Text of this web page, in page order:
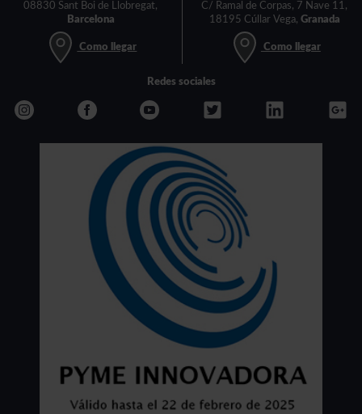
08830 Sant Boi de Llobregat,
Barcelona
Como llegar
C/ Ramal de Corpas, 7 Nave 11,
18195 Cúllar Vega, Granada
Como llegar
Redes sociales